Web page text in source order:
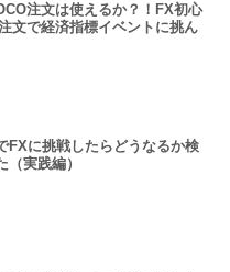
注文は使えるか？！FX初心
文で経済指標イベントに挑ん
FXに挑戦したらどうなるか検
（実践編）